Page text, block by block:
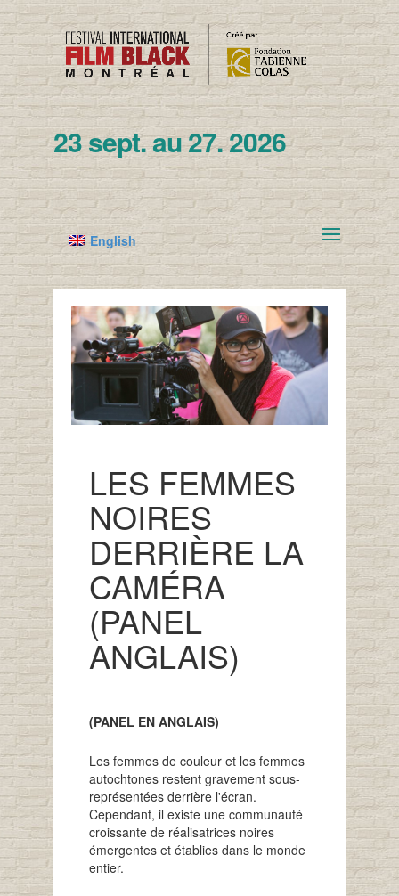
23 sept. au 27. 2026
English
LES FEMMES
NOIRES
DERRIÈRE LA
CAMÉRA
(PANEL
ANGLAIS)
(PANEL EN ANGLAIS)
Les femmes de couleur et les femmes
autochtones restent gravement sous-
représentées derrière l'écran.
Cependant, il existe une communauté
croissante de réalisatrices noires
émergentes et établies dans le monde
entier.